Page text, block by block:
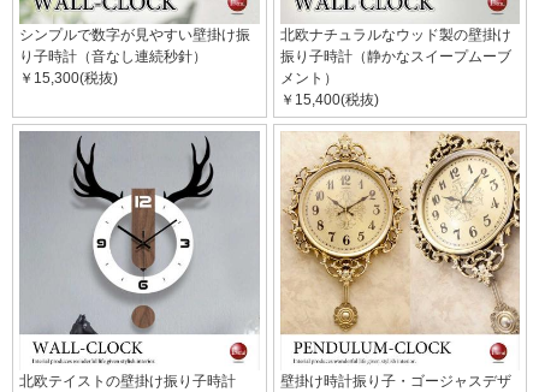
シンプルで数字が見やすい壁掛け振
り子時計（音なし連続秒針）
￥15,300(税抜)
北欧ナチュラルなウッド製の壁掛け
振り子時計（静かなスイープムーブ
メント）
￥15,400(税抜)
北欧テイストの壁掛け振り子時計
壁掛け時計振り子・ゴージャスデザ